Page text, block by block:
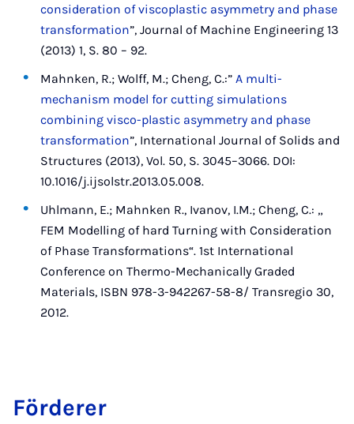
consideration of viscoplastic asymmetry and phase
transformation”, Journal of Machine Engineering 13
(2013) 1, S. 80 – 92.
Mahnken, R.; Wolff, M.; Cheng, C.:”A multi-
mechanism model for cutting simulations
combining visco-plastic asymmetry and phase
transformation”, International Journal of Solids and
Structures (2013), Vol. 50, S. 3045–3066. DOI:
10.1016/j.ijsolstr.2013.05.008.
Uhlmann, E.; Mahnken R., Ivanov, I.M.; Cheng, C.: „
FEM Modelling of hard Turning with Consideration
of Phase Transformations“. 1st International
Conference on Thermo-Mechanically Graded
Materials, ISBN 978-3-942267-58-8/ Transregio 30,
2012.
För­der­er